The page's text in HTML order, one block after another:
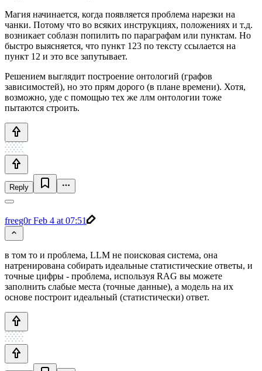
Магия начинается, когда появляется проблема нарезки на
чанки. Потому что во всяких инструкциях, положениях и т.д.
возникает соблазн попилить по параграфам или пунктам. Но
быстро выясняется, что пункт 123 по тексту ссылается на
пункт 12 и это все запутывает.
Решением выглядит построение онтологий (графов
зависимостей), но это прям дорого (в плане времени). Хотя,
возможно, уде с помощью тех же ллм онтологии тоже
пытаются строить.
Reply
freeg0rFeb 4 at 07:51
в том то и проблема, LLM не поисковая система, она
натренирована собирать идеальные статистические ответы, и
точные цифры - проблема, используя RAG вы можете
заполнить слабые места (точные данные), а модель на их
основе построит идеальный (статистически) ответ.